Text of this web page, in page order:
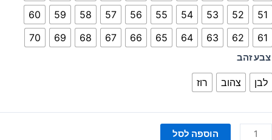
51
52
53
54
55
56
57
58
59
60
61
62
63
64
65
66
67
68
69
70
צבע זהב
לבן צהוב רוז
Wave
Limited
Edition
הוספה לסל